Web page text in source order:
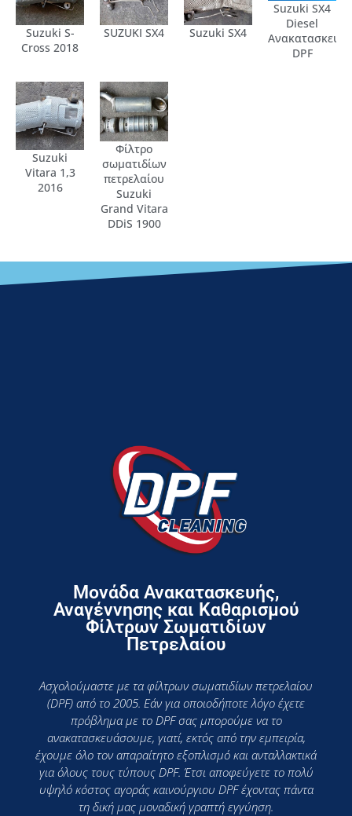
Suzuki S-
Cross 2018
SUZUKI SX4 Suzuki SX4
Suzuki SX4
Diesel
DPF
Suzuki
Vitara 1,3
2016
Φίλτρο
σωματιδίων
πετρελαίου
Suzuki
Grand Vitara
DDiS 1900
Μονάδα Ανακατασκευής,
Αναγέννησης και Καθαρισμού
Φίλτρων Σωματιδίων
Πετρελαίου
Ασχολούμαστε με τα φίλτρων σωματιδίων πετρελαίου
(DPF) από το 2005. Εάν για οποιοδήποτε λόγο έχετε
πρόβλημα με το DPF σας μπορούμε να το
ανακατασκευάσουμε, γιατί, εκτός από την εμπειρία,
έχουμε όλο τον απαραίτητο εξοπλισμό και ανταλλακτικά
για όλους τους τύπους DPF. Έτσι αποφεύγετε το πολύ
υψηλό κόστος αγοράς καινούργιου DPF έχοντας πάντα
τη δική μας μοναδική γραπτή εγγύηση.